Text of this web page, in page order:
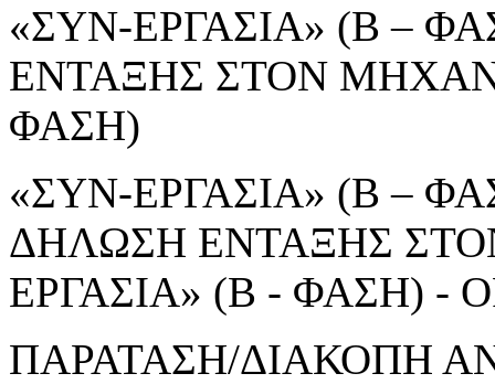
«ΣΥΝ-ΕΡΓΑΣΙΑ» (Β –
ΕΝΤΑΞΗΣ ΣΤΟΝ
ΦΑΣΗ)
«ΣΥΝ-ΕΡΓΑΣΙΑ» (Β –
ΔΗΛΩΣΗ ΕΝΤΑΞΗΣ
ΕΡΓΑΣΙΑ» (Β - ΦΑΣΗ)
ΠΑΡΑΤΑΣΗ/ΔΙΑΚΟΠΗ